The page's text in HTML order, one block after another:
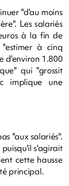
"d'au moins
Les salariés
à la fin de
à cinq
d'environ 1.800
qui "grossit
implique une
"aux salariés".
s'agirait
cette hausse
principal.